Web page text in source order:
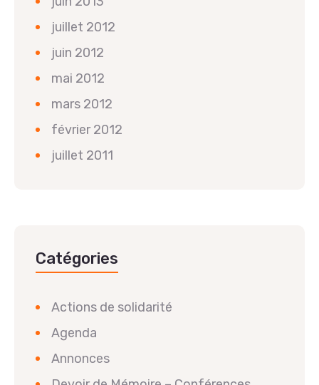
juillet 2012
juin 2012
mai 2012
mars 2012
février 2012
juillet 2011
Catégories
Actions de solidarité
Agenda
Annonces